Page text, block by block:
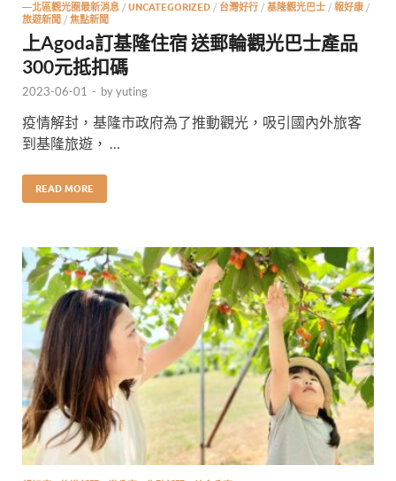
—北區觀光圈最新消息 / UNCATEGORIZED / 台灣好行 / 基隆觀光巴士 / 報好康 /
旅遊新聞 / 焦點新聞
上Agoda訂基隆住宿 送郵輪觀光巴士產品
300元抵扣碼
2023-06-01 - byyuting
疫情解封，基隆市政府為了推動觀光，吸引國內外旅客
到基隆旅遊， …
READ MORE